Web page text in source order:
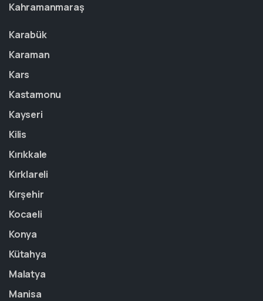
Kahramanmaraş
Karabük
Karaman
Kars
Kastamonu
Kayseri
Kilis
Kırıkkale
Kırklareli
Kırşehir
Kocaeli
Konya
Kütahya
Malatya
Manisa